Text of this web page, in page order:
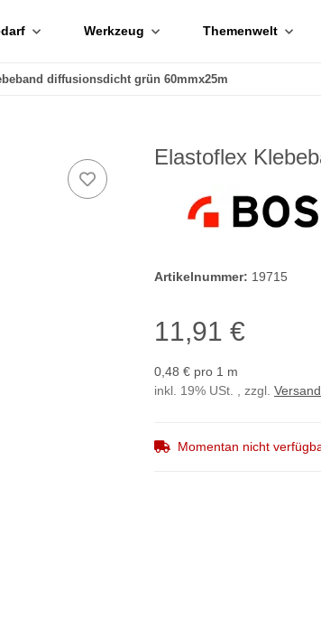
Werkzeug Themenwelt
diffusionsdicht grün 60mmx25m
Elastoflex
Artikelnummer: 19715
11,91 €
0,48 € pro 1 m
inkl. 19% USt. , zzgl. Versand
Momentan nicht